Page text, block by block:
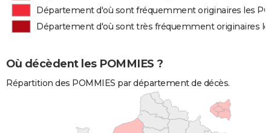
Département d'où sont fréquemment originaires les
Département d'où sont très fréquemment originaires
Où décèdent les POMMIES ?
Répartition des POMMIES par département de décès.